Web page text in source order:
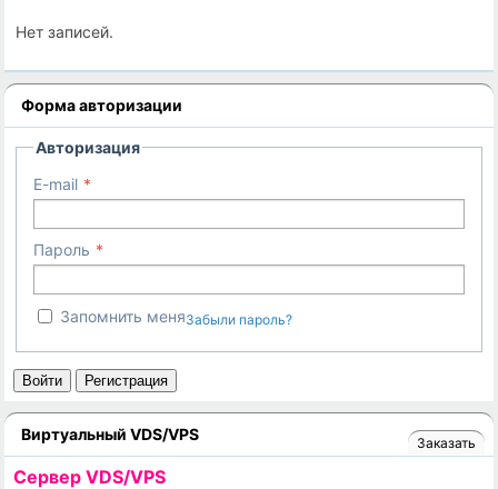
Нет записей.
Форма авторизации
Авторизация
E-mail
Пароль
Запомнить меняЗабыли пароль?
Войти Регистрация
Виртуальный VDS/VPS Заказать
Cервер VDS/VPS